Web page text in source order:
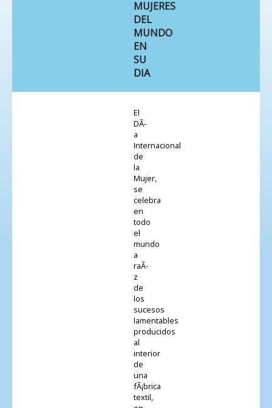
MUJERES
DEL
MUNDO
EN
SU
DIA
El
DÃ­
a
Internacional
de
la
Mujer,
se
celebra
en
todo
el
mundo
a
raÃ­
z
de
los
sucesos
lamentables
producidos
al
interior
de
una
fÃ¡brica
textil,